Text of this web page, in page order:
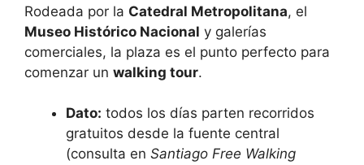
Rodeada por la Catedral Metropolitana, el
Museo Histórico Nacional y galerías
comerciales, la plaza es el punto perfecto para
comenzar un walking tour.
Dato: todos los días parten recorridos
gratuitos desde la fuente central
(consulta en Santiago Free Walking